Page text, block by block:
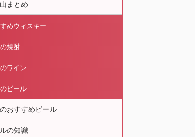
まとめ
めウィスキー
焼酎
ワイン
ビール
おすすめビール
の知識